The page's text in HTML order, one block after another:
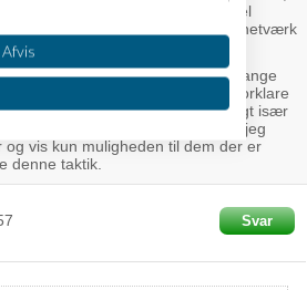
om vi taler MLM eller traditionel
persons største aktiv hans netværk
par år.
i MLM. Grunden er faktisk at mange
bedre at sidde stille og roligt og forklare
faktisk er praktisk talt umuligt især
men hvis du følger den model jeg
vis kun muligheden til dem der er
denne taktik.
Svar
Afvis